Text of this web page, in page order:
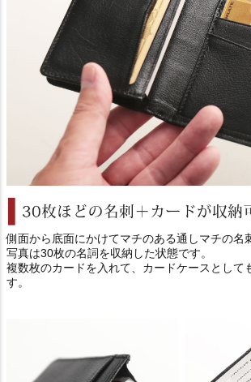
側面から底面にかけてマチのある通しマチの名
写真は30枚の名詞を収納した状態です。
複数枚のカードを入れて、カードケースとして
す。